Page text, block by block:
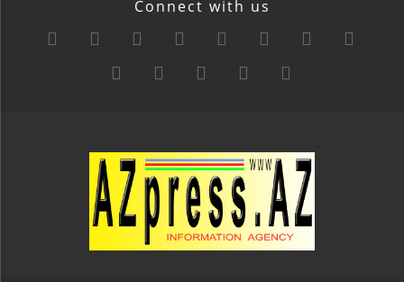
Connect with us